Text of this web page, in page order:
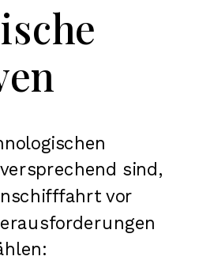
sind,
vor